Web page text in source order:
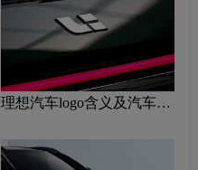
理想汽车logo含义及汽车品